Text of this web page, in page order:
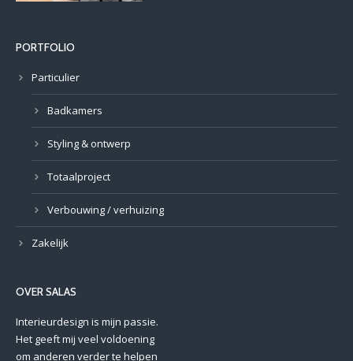
PORTFOLIO
Particulier
Badkamers
Styling & ontwerp
Totaalproject
Verbouwing / verhuizing
Zakelijk
OVER SALAS
Interieurdesign is mijn passie.
Het geeft mij veel voldoening
om anderen verder te helpen